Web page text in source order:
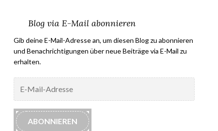
Blog via E-Mail abonnieren
Gib deine E-Mail-Adresse an, um diesen Blog zu abonnieren
und Benachrichtigungen über neue Beiträge via E-Mail zu
erhalten.
Mail-
Adresse
ABONNIEREN